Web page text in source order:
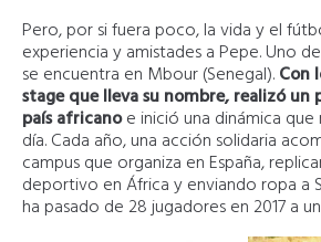
Pero, por si fuera poco, la vida y el
experiencia y amistades a Pepe. Uno
se encuentra en Mbour (Senegal).Con
stage que lleva su nombre, realizó un
país africanoe inició una dinámica
día. Cada año, una acción solidaria
campus que organiza en España,
deportivo en África y enviando ropa a
ha pasado de 28 jugadores en 2017 a